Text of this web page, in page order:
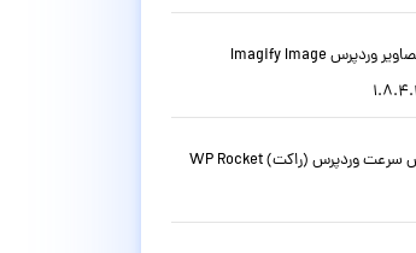
افزونه بهینه سازی تصاویر وردپرس Imagify Image
افزونه فارسی افزایش سرعت وردپرس (راکت) WP Rocket